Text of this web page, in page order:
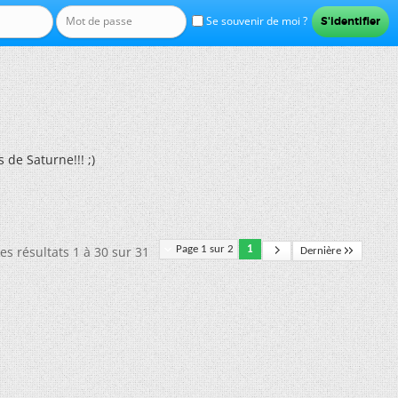
Se souvenir de moi ?
de Saturne!!! ;)
Page 1 sur 2 1 Dernière
résultats 1 à 30 sur 31